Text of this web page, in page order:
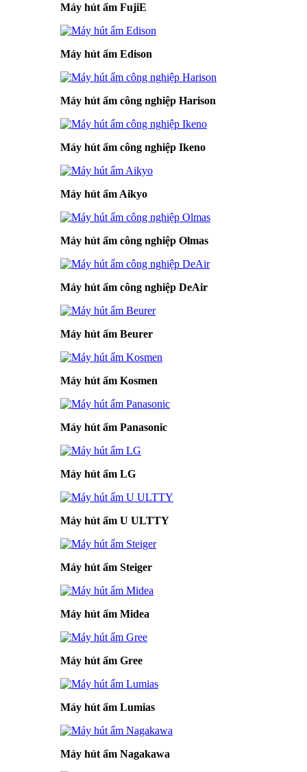
Máy hút ẩm FujiE
Máy hút ẩm Edison
Máy hút ẩm công nghiệp Harison
Máy hút ẩm công nghiệp Ikeno
Máy hút ẩm Aikyo
Máy hút ẩm công nghiệp Olmas
Máy hút ẩm công nghiệp DeAir
Máy hút ẩm Beurer
Máy hút ẩm Kosmen
Máy hút ẩm Panasonic
Máy hút ẩm LG
Máy hút ẩm U ULTTY
Máy hút ẩm Steiger
Máy hút ẩm Midea
Máy hút ẩm Gree
Máy hút ẩm Lumias
Máy hút ẩm Nagakawa